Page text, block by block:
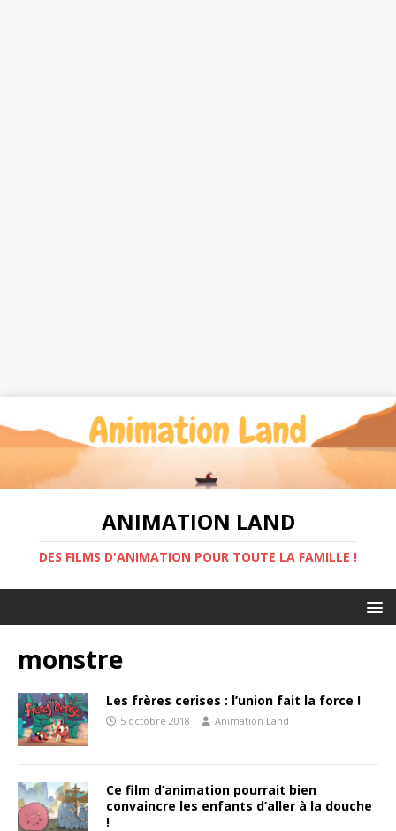
ANIMATION LAND
DES FILMS D'ANIMATION POUR TOUTE LA FAMILLE !
monstre
Les frères cerises : l’union fait la force !
5 octobre 2018 Animation Land
Ce film d’animation pourrait bien
convaincre les enfants d’aller à la douche
!